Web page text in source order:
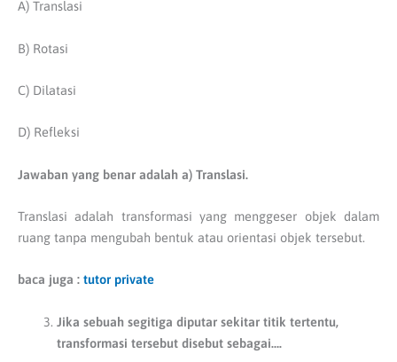
A) Translasi
B) Rotasi
C) Dilatasi
D) Refleksi
Jawaban yang benar adalah a) Translasi.
Translasi adalah transformasi yang menggeser objek dalam
ruang tanpa mengubah bentuk atau orientasi objek tersebut.
baca juga : tutor private
Jika sebuah segitiga diputar sekitar titik tertentu,
transformasi tersebut disebut sebagai….